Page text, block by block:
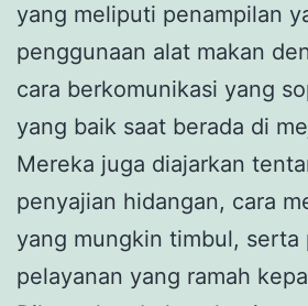
yang meliputi penampilan
penggunaan alat makan
cara berkomunikasi yang
yang baik saat berada di
Mereka juga diajarkan
penyajian hidangan, cara
yang mungkin timbul, serta
pelayanan yang ramah